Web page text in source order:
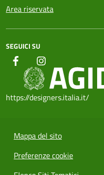
Area riservata
SEGUICI SU
https://designers.italia.it/
Mappa del sito
Preferenze cookie